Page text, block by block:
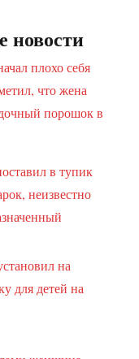
новости
плохо себя
что жена
порошок в
в тупик
неизвестно
на
для детей на